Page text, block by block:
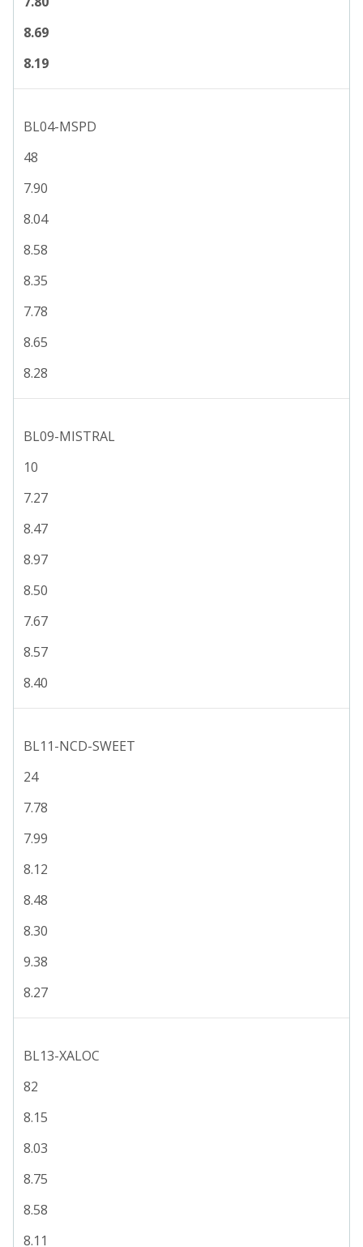
8.69
8.19
BL04-MSPD
48
7.90
8.04
8.58
8.35
7.78
8.65
8.28
BL09-MISTRAL
10
7.27
8.47
8.97
8.50
7.67
8.57
8.40
BL11-NCD-SWEET
24
7.78
7.99
8.12
8.48
8.30
9.38
8.27
BL13-XALOC
82
8.15
8.03
8.75
8.58
8.11